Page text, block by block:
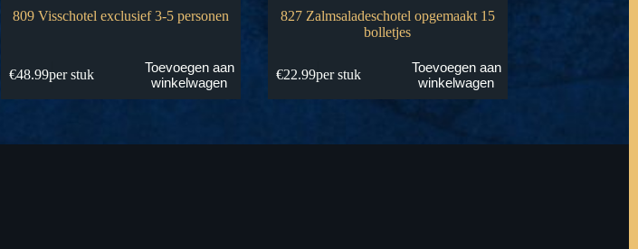
809 Visschotel exclusief 3-5 personen
€48.99per stuk
Toevoegen aan
winkelwagen
827 Zalmsaladeschotel opgemaakt 15
bolletjes
€22.99per stuk
Toevoegen aan
winkelwagen